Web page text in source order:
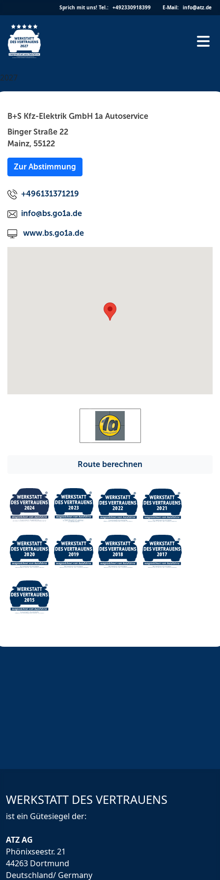
to
content
Sprich mit uns! Tel.: +492330918399 E-Mail: info@atz.de
2027
B+S Kfz-Elektrik GmbH 1a Autoservice
Binger Straße 22
Mainz, 55122
Zur Abstimmung
+496131371219
info@bs.go1a.de
www.bs.go1a.de
Route berechnen
WERKSTATT DES VERTRAUENS
ist ein Gütesiegel der:
ATZ AG
Phönixseestr. 21
44263 Dortmund
Deutschland/ Germany